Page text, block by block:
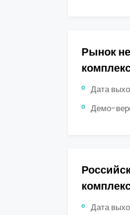
Рынок
Дата
Демо-
Дата